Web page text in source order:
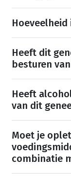
Heeft dit
besturen
Heeft
van dit
Moet je
combinatie